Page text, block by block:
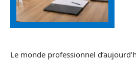
Le monde professionnel